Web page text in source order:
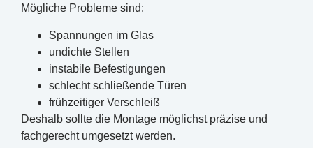
Mögliche Probleme sind:
Spannungen im Glas
undichte Stellen
instabile Befestigungen
schlecht schließende Türen
frühzeitiger Verschleiß
Deshalb sollte die Montage möglichst präzise und
fachgerecht umgesetzt werden.